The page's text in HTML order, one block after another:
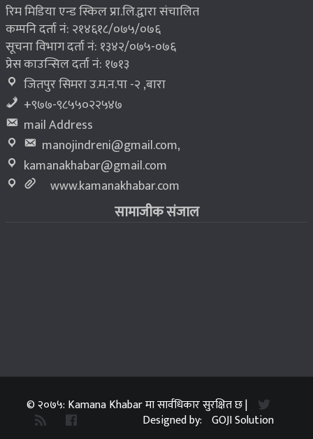
रिम मिडिया एन्ड स्किल प्रा.लि.द्वारा संचालित
कम्पनि दर्ता नं: २१४६१८/०७५/०७६
सूचना विभाग दर्ता नं: १३४२/०७५-०७६
प्रेस काउन्सिल दर्ता नं: १७१३
जितपुर सिमरा उ.म.न.पा -२ ,बारा
+९७७-९८५५०२२५४७
mail Address
manojindreni@gmail.com,
kamanakhabar@gmail.com
www.kamanakhabar.com
सामाजीक संजाल
© २०७५: Kamana Khabar मा सार्वधिकार सुरक्षित छ |
Designed by: GOJI Solution